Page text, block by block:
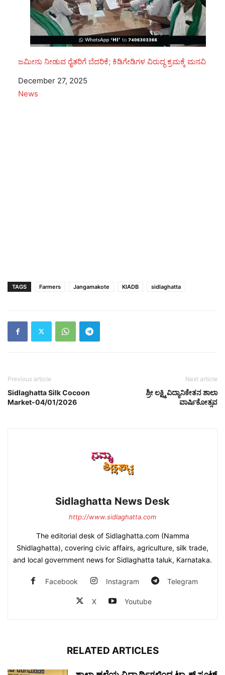
ಜಮೀನು ನೀಡುವ ರೈತರಿಗೆ ಬೆದರಿಕೆ; ಕಿಡಿಗೇಡಿಗಳ ವಿರುದ್ಧ ಕ್ರಮಕ್ಕೆ ಮನವಿ
Date
December 27, 2025
In relation to
News
TAGS Farmers Jangamakote KIADB sidlaghatta
Previous article
Sidlaghatta Silk Cocoon
Market-04/01/2026
Next article
ಶ್ರೀ ಲಕ್ಷ್ಮಿ ವಿದ್ಯಾನಿಕೇತನ ಶಾಲಾ
ವಾರ್ಷಿಕೋತ್ಸವ
Sidlaghatta News Desk
http://www.sidlaghatta.com
The editorial desk of Sidlaghatta.com (Namma
Shidlaghatta), covering civic affairs, agriculture, silk trade,
and local government news for Sidlaghatta taluk, Karnataka.
Facebook Instagram Telegram
X Youtube
RELATED ARTICLES